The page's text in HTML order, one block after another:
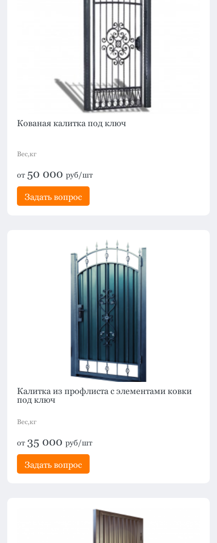
Кованая калитка под ключ
Вес,кг
от 50 000 руб/шт
Задать вопрос
Калитка из профлиста с элементами ковки
под ключ
Вес,кг
от 35 000 руб/шт
Задать вопрос